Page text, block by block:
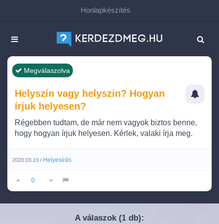
Honlapkészítés
Megválaszolva
Helyszín vagy helyszin? Hogyan
írjuk helyesen?
Régebben tudtam, de már nem vagyok biztos benne,
hogy hogyan írjuk helyesen. Kérlek, valaki írja meg.
2020.03.19 / Helyesírás
0
A válaszok (1 db):